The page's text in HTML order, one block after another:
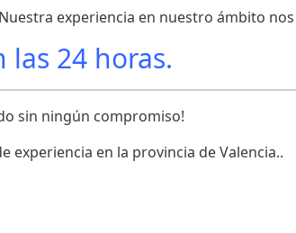
experiencia en nuestro ámbito nos
las 24 horas.
sin ningún compromiso!
experiencia en la provincia de Valencia..